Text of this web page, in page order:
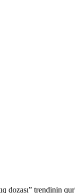
dozası” trendinin